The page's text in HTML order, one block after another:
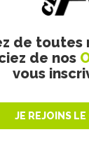
de toutes
de nos
vous
JE REJOINS